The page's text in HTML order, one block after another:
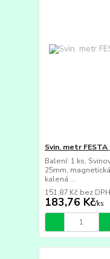
Svin. metr FESTA
Balení: 1 ks,
25mm,
kalená ...
183,76 Kč/ks
151,87 Kč bez DPH